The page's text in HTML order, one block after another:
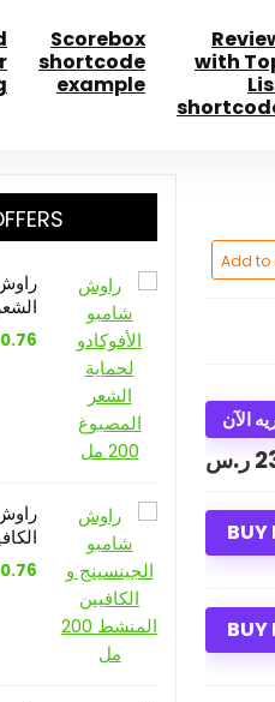
with
Scorebox
shortcode
example
Add to
الآن
ر.س
BUY
BUY
الشعر